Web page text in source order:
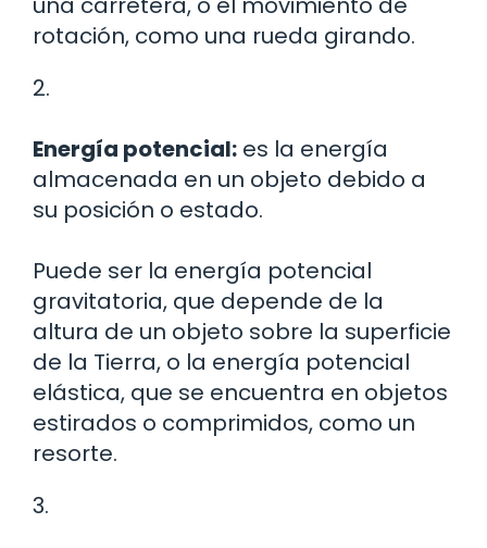
rotación, como una rueda girando.
2.
Energía potencial: es la energía
almacenada en un objeto debido a
su posición o estado.
Puede ser la energía potencial
gravitatoria, que depende de la
altura de un objeto sobre la superficie
de la Tierra, o la energía potencial
elástica, que se encuentra en objetos
estirados o comprimidos, como un
resorte.
3.